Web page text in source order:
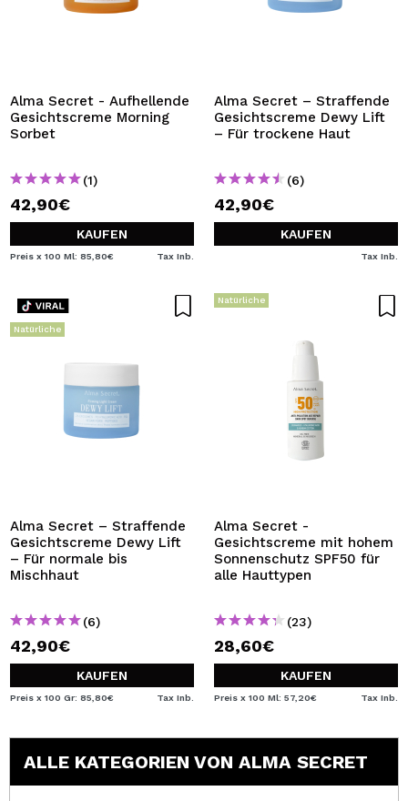
Alma Secret - Aufhellende
Gesichtscreme Morning
Sorbet
(1)
42,90€
KAUFEN
Preis x 100 Ml: 85,80€ Tax Inb.
Alma Secret – Straffende
Gesichtscreme Dewy Lift
– Für trockene Haut
(6)
42,90€
KAUFEN
Tax Inb.
Natürliche
Alma Secret – Straffende
Gesichtscreme Dewy Lift
– Für normale bis
Mischhaut
(6)
42,90€
KAUFEN
Preis x 100 Gr: 85,80€ Tax Inb.
Natürliche
Alma Secret -
Gesichtscreme mit hohem
Sonnenschutz SPF50 für
alle Hauttypen
(23)
28,60€
KAUFEN
Preis x 100 Ml: 57,20€ Tax Inb.
ALLE KATEGORIEN VON ALMA SECRET